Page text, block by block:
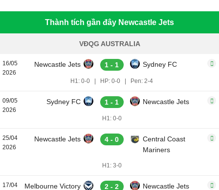
Thành tích gần đây Newcastle Jets
VĐQG AUSTRALIA
16/05
2026
Newcastle Jets 1 - 1 Sydney FC
H1: 0-0 HP: 0-0 Pen: 2-4
09/05
2026
Sydney FC 1 - 1 Newcastle Jets
H1: 0-0
25/04
2026
Newcastle Jets 4 - 0
Central Coast
Mariners
H1: 3-0
17/04 Melbourne Victory 2 - 2 Newcastle Jets